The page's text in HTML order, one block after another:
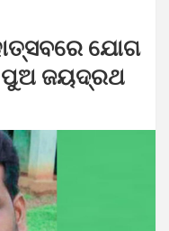
ଯୋଗ
ପୁଅ ଜୟଦ୍ରଥ